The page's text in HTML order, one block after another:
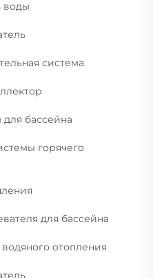
воды
система
бассейна
горячего
для бассейна
отопления